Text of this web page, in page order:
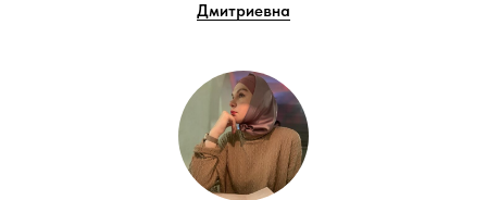
Дмитриевна